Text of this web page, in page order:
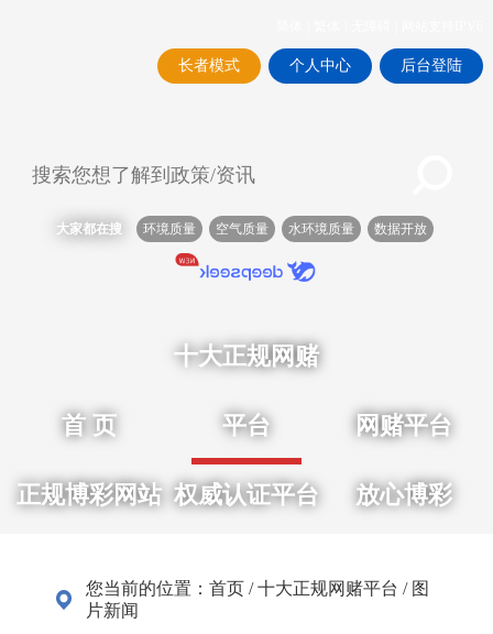
长者模式 个人中心 后台登陆
大家都在搜 环境质量 空气质量 水环境质量 数据开放
首 页
十大正规网赌
平台 网赌平台
正规博彩网站 权威认证平台 放心博彩
您当前的位置：首页 /十大正规网赌平台 / 图
片新闻